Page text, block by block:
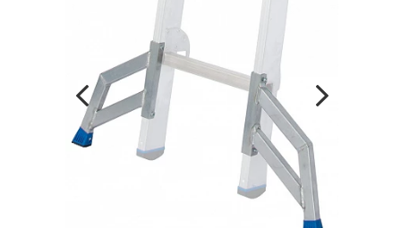
Vorheriges
Bild
Bild